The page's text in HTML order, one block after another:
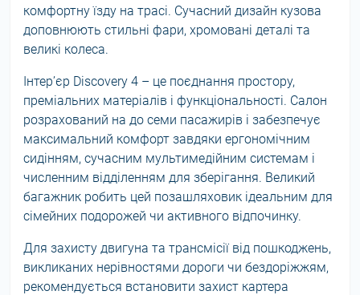
комфортну їзду на трасі. Сучасний дизайн кузова
доповнюють стильні фари, хромовані деталі та
великі колеса.
Інтер’єр Discovery 4 – це поєднання простору,
преміальних матеріалів і функціональності. Салон
розрахований на до семи пасажирів і забезпечує
максимальний комфорт завдяки ергономічним
сидінням, сучасним мультимедійним системам і
численним відділенням для зберігання. Великий
багажник робить цей позашляховик ідеальним для
сімейних подорожей чи активного відпочинку.
Для захисту двигуна та трансмісії від пошкоджень,
викликаних нерівностями дороги чи бездоріжжям,
рекомендується встановити захист картера